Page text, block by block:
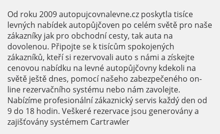
Od roku 2009 autopujcovnalevne.cz poskytla tisíce
levných nabídek autopůjčoven po celém světě pro naše
zákazníky jak pro obchodní cesty, tak auta na
dovolenou. Připojte se k tisícům spokojených
zákazníků, kteří si rezervovali auto s námi a získejte
cenovou nabídku na levné autopůjčovny kdekoli na
světě ještě dnes, pomocí našeho zabezpečeného on-
line rezervačního systému nebo nám zavolejte.
Nabízíme profesionální zákaznický servis každý den od
9 do 18 hodin. Veškeré rezervace jsou generovány a
zajišťovány systémem Cartrawler